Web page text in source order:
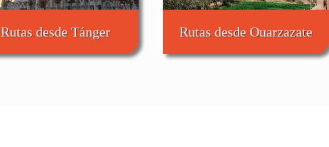
Rutas desde Tánger Rutas desde Ouarzazate